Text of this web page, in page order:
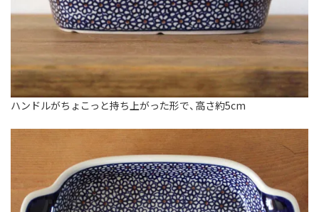
ハンドルがちょこっと持ち上がった形で、高さ約5cm